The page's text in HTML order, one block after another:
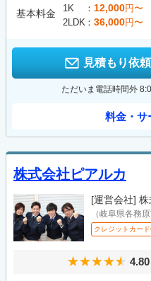
基本料金 1K 12,000円〜
2LDK
36,000円〜
見積もり依
ただいま電話時間外
料金・サ
株式会社ピアルカ
[運営会社] 株
（岐阜県各務
クレジットカー
4.80